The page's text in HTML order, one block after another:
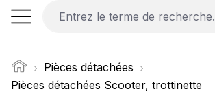
Pièces détachées
Pièces détachées Scooter, trottinette